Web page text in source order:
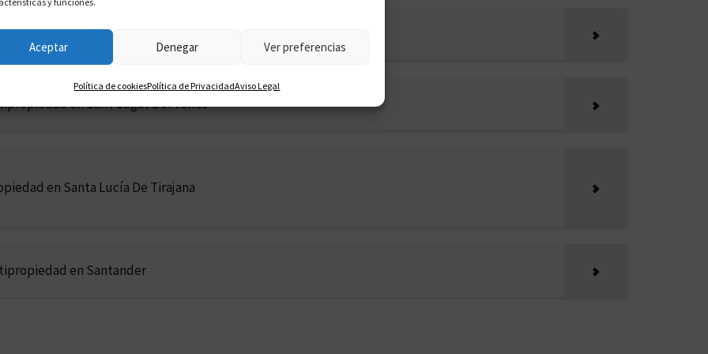
Aceptar Denegar Ver preferencias
Política de cookiesPolítica de PrivacidadAviso Legal
en Sant Boi
en Sant Cugat Del Vallès
en Santa Lucía De Tirajana
en Santander